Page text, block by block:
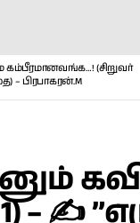
கம்பீரமானவங்க…! (சிறுவர்
– பிரபாகரன்.M
– ✍